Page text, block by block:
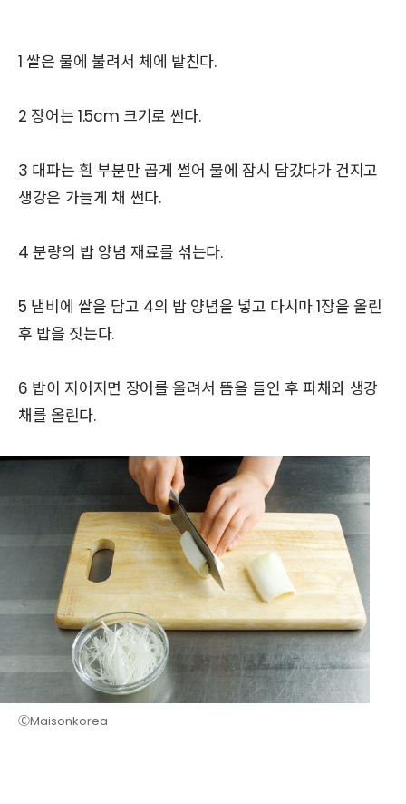
1 쌀은 물에 불려서 체에 밭친다.
2 장어는 1.5cm 크기로 썬다.
3 대파는 흰 부분만 곱게 썰어 물에 잠시 담갔다가 건지고
생강은 가늘게 채 썬다.
4 분량의 밥 양념 재료를 섞는다.
5 냄비에 쌀을 담고 4의 밥 양념을 넣고 다시마 1장을 올린
후 밥을 짓는다.
6 밥이 지어지면 장어를 올려서 뜸을 들인 후 파채와 생강
채를 올린다.
ⒸMaisonkorea